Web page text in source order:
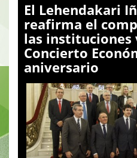
El Lehendakari
reafirma el
las instituciones
Concierto
aniversario